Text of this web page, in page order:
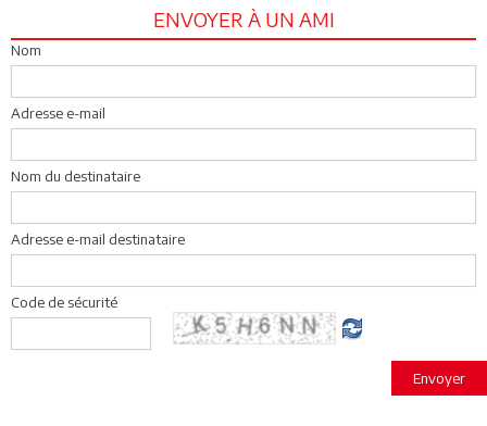
ENVOYER À UN AMI
Nom
Adresse e-mail
Nom du destinataire
Adresse e-mail destinataire
Code de sécurité
Envoyer